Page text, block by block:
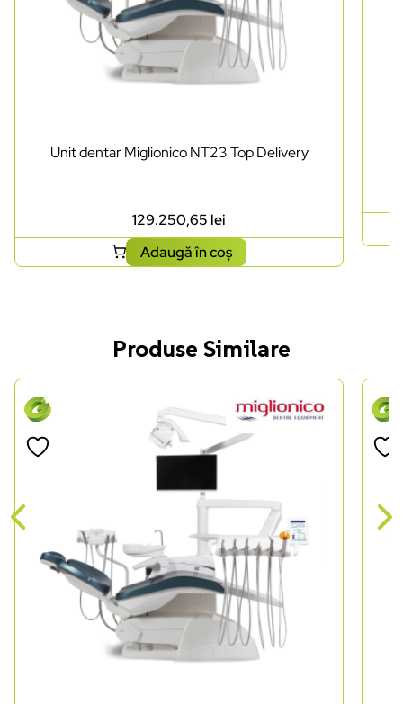
Unit dentar Miglionico NT23 Top Delivery
129.250,65 lei
Adaugă în coș
Produse Similare